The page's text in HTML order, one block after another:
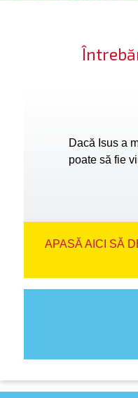
Dacă Isus a
poate să fie
APASĂ AICI SĂ